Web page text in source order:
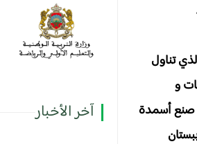
تناول
و
صنع أسمدة
آخر الأخبار